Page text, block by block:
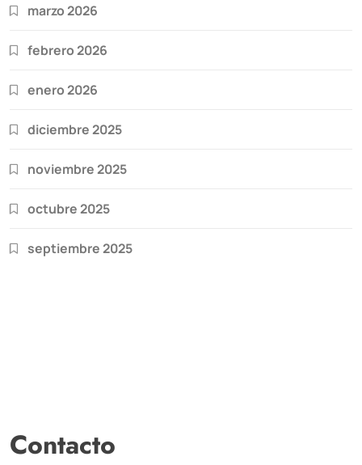
marzo 2026
febrero 2026
enero 2026
diciembre 2025
noviembre 2025
octubre 2025
septiembre 2025
Contacto